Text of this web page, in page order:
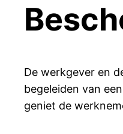
De werkgever en
begeleiden van
geniet de